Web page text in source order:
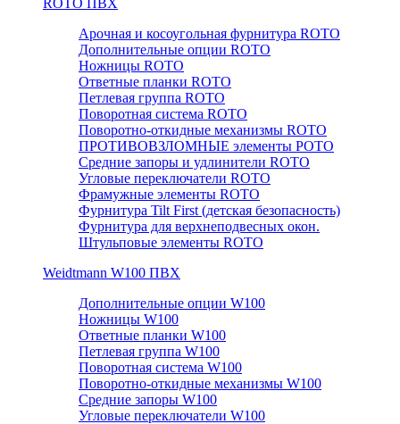
RОTO ПВХ
Арочная и косоугольная фурнитура ROTO
Дополнительные опции ROTO
Ножницы ROTO
Ответные планки ROTO
Петлевая группа ROTO
Поворотная система ROTO
Поворотно-откидные механизмы ROTO
ПРОТИВОВЗЛОМНЫЕ элементы РОТО
Средние запоры и удлинители ROTO
Угловые переключатели ROTO
Фрамужные элементы ROTO
Фурнитура Tilt First (детская безопасность)
Фурнитура для верхнеподвесных окон.
Штульповые элементы ROTO
Weidtmann W100 ПВХ
Дополнительные опции W100
Ножницы W100
Ответные планки W100
Петлевая группа W100
Поворотная система W100
Поворотно-откидные механизмы W100
Средние запоры W100
Угловые переключатели W100